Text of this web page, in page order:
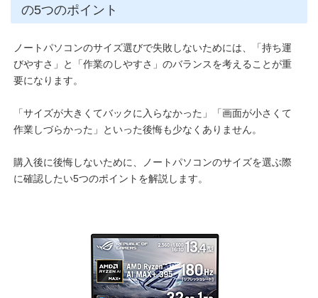
の5つのポイント
ノートパソコンのサイズ選びで失敗しないためには、「持ち運
びやすさ」と「作業のしやすさ」のバランスを考えることが重
要になります。
「サイズが大きくてバックに入らなかった」「画面が小さくて
作業しづらかった」といった後悔も少なくありません。
購入後に後悔しないために、ノートパソコンのサイズを選ぶ際
に確認したい5つのポイントを解説します。